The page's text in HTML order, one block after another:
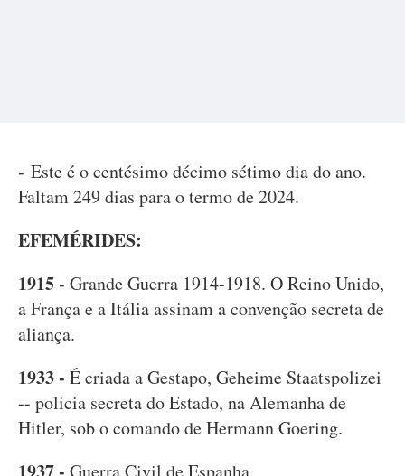
- Este é o centésimo décimo sétimo dia do ano.
Faltam 249 dias para o termo de 2024.
EFEMÉRIDES:
1915 - Grande Guerra 1914-1918. O Reino Unido,
a França e a Itália assinam a convenção secreta de
aliança.
1933 - É criada a Gestapo, Geheime Staatspolizei
-- policia secreta do Estado, na Alemanha de
Hitler, sob o comando de Hermann Goering.
Guerra Civil de Espanha.